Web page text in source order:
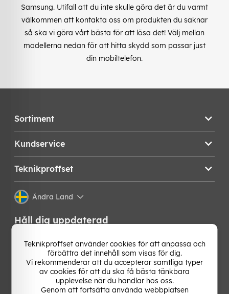
Samsung. Utifall att du inte skulle göra det är du varmt
välkommen att kontakta oss om produkten du saknar
så ska vi göra vårt bästa för att lösa det! Välj mellan
modellerna nedan för att hitta skydd som passar just
din mobiltelefon.
Sortiment
Kundservice
Teknikproffset
Ändra Land
Håll dig uppdaterad
Få de senaste nyheterna, hetaste erbjudandena och
bästa tipsen från oss direkt i din mejlkorg. Signa upp på
vårt nyhetsbrev!
Teknikproffset använder cookies för att anpassa och
förbättra det innehåll som visas för dig.
Vi rekommenderar att du accepterar samtliga typer
av cookies för att du ska få bästa tänkbara
upplevelse när du handlar hos oss.
Genom att fortsätta använda webbplatsen